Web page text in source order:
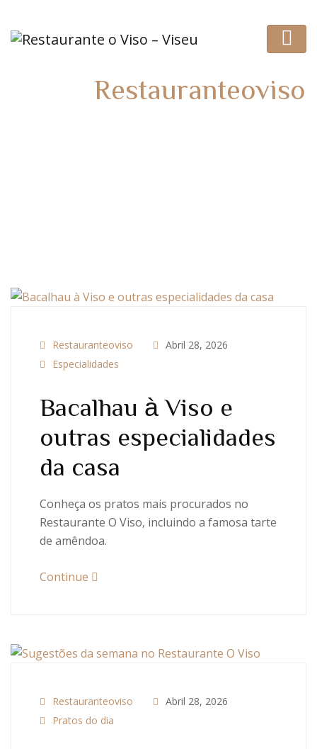
Restauranteoviso
Restauranteoviso
Abril 28, 2026
Especialidades
Bacalhau à Viso e
outras especialidades
da casa
Conheça os pratos mais procurados no
Restaurante O Viso, incluindo a famosa tarte
de amêndoa.
Continue
Restauranteoviso
Abril 28, 2026
Pratos do dia